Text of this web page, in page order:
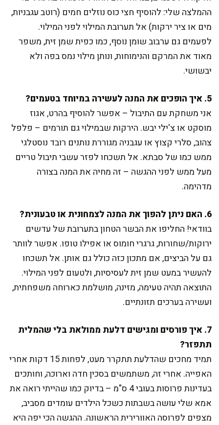
ההמלצה שלי: להוסיף חצי כוס נוזלים חמים (רוטב עגבניות,
מים או ציר ירקות) אל תערובת המילוי לפני המילוי.
לפעמים גם ערבוב שומן נוסף, כמו כפית שמן זית, משפר
מאוד את המרקם והנימוחות, ונותן מילוי נמס בפה ולא
יבשושי.
5. איך הופכים את המנה לעשירה במיוחד בטעמים?
אני משחקת עם התיבול – אפשר להוסיף בהרט, אגוז
מוסקט או צ'ילי יבש. הירקות שבמילוי גם תורמים – פלפל
צהוב, סלרי קצוץ או עגבניה מגוררת נותנים רובד נוסטלגי
ממש כמו של סבתא. אל תשכחו לפזר עשבי תיבול טריים
מעל ממש לפני ההגשה – זה מחיה את המנה בצורה
מדהימה.
6. האם ניתן להפוך את המנה לצמחונית או טבעונית?
בוודאי! החליפו את הבשר הטחון בתערובת של עדשים
ירוקות/שחורות, גרגרי חומוס או אפילו טופו. אפשר לוותר
גם על הביצים, אם מתכון כזה כולל גם אותן. אל תשכחו
להעשיר במעט שמן זית לעסיסיות, ולטעום לפני המילוי.
התוצאה תהיה טעימה, מזינה, מושלמת כארוחה משפחתית,
ועשירה בערכים תזונתיים.
7. איך פורסים ומגישים דלעת ממולאת בלי שהמלית
תתפזר?
תמיד מחכים שהדלעת תתקרר מעט, לפחות 15 דקות אחרי
האפייה. אחרי זה, משתמשים בסכין חדה וארוכה, וחותכים
בעדינות פרוסות בעובי 4 ס"מ – בדיוק כמו שהייתי רואה את
אמא שלי עושה בשבתות כשכל הילדים עומדים מסביב,
מצפים לפרוסה האוורירית הראשונה. ההגשה הכי יפה היא